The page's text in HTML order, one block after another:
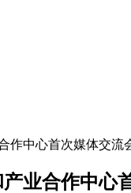
作中心首次媒体交流
业合作中心